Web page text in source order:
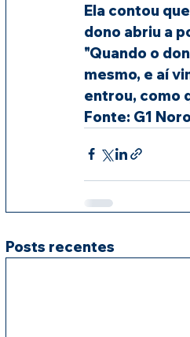
Ela contou
dono abriu a
"Quando o
mesmo, e aí
entrou, como
Fonte: G1
Posts recentes